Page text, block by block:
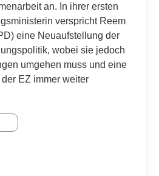
an. In ihrer ersten
verspricht Reem
eine Neuaufstellung der
wobei sie jedoch
umgehen muss und eine
EZ immer weiter